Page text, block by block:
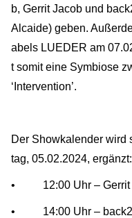
b, Gerrit Jacob und
Alcaide) geben.
abels LUEDER am
t somit eine Symbiose
‘Intervention’.
Der Showkalender wird
tag, 05.02.2024, ergänzt:
• 12:00 Uhr – Gerrit
• 14:00 Uhr –